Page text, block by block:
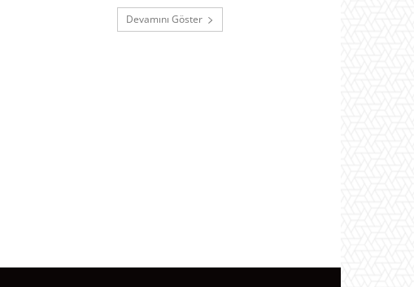
Devamını Göster